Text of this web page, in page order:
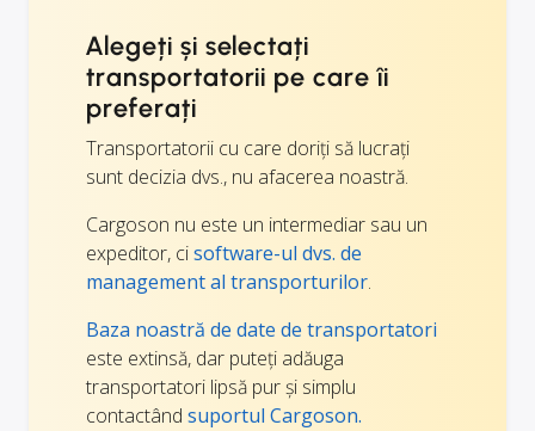
Alegeți și selectați
transportatorii pe care îi
preferați
Transportatorii cu care doriți să lucrați
sunt decizia dvs., nu afacerea noastră.
Cargoson nu este un intermediar sau un
expeditor, cisoftware-ul dvs. de
management al transporturilor.
Baza noastră de date de transportatori
este extinsă, dar puteți adăuga
transportatori lipsă pur și simplu
contactând suportul Cargoson.